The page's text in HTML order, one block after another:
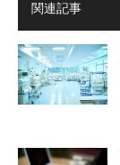
関連記事